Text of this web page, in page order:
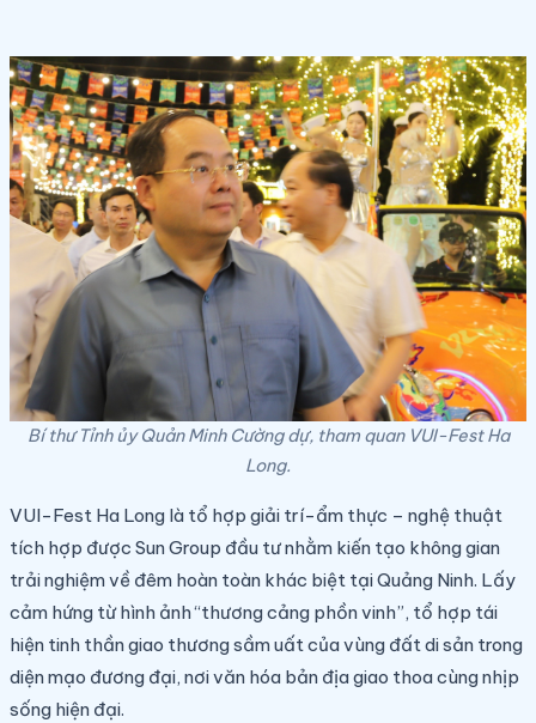
Bí thư Tỉnh ủy Quản Minh Cường dự, tham quan VUI-Fest Ha
Long.
VUI-Fest Ha Long là tổ hợp giải trí-ẩm thực – nghệ thuật
tích hợp được Sun Group đầu tư nhằm kiến tạo không gian
trải nghiệm về đêm hoàn toàn khác biệt tại Quảng Ninh. Lấy
cảm hứng từ hình ảnh “thương cảng phồn vinh”, tổ hợp tái
hiện tinh thần giao thương sầm uất của vùng đất di sản trong
diện mạo đương đại, nơi văn hóa bản địa giao thoa cùng nhịp
sống hiện đại.